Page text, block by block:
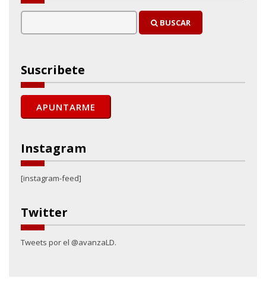
BUSCAR
Suscribete
Instagram
[instagram-feed]
Twitter
Tweets por el @avanzaLD.